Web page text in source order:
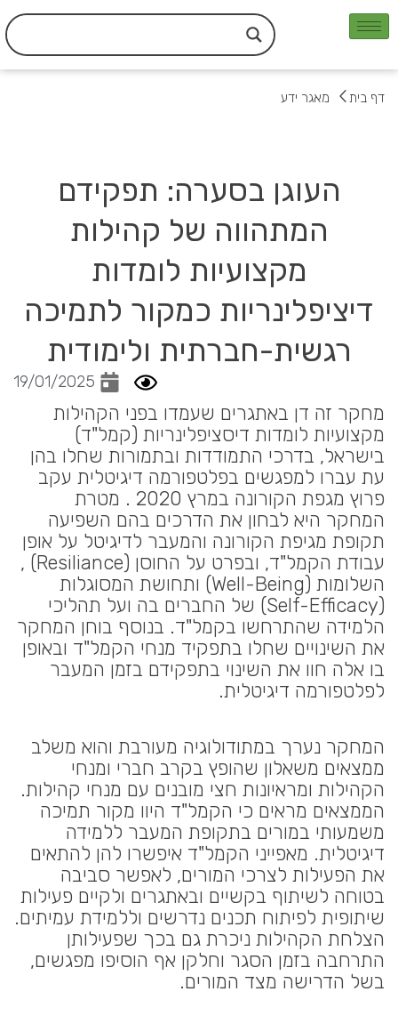
דילוג
לתוכן
דף בית מאגר ידע
העוגן בסערה: תפקידם
המתהווה של קהילות
מקצועיות לומדות
דיציפלינריות כמקור לתמיכה
רגשית-חברתית ולימודית
19/01/2025
מחקר זה דן באתגרים שעמדו בפני הקהילות
מקצועיות לומדות דיסציפלינריות (קמל"ד)
בישראל, בדרכי התמודדות ובתמורות שחלו בהן
עת עברו למפגשים בפלטפורמה דיגיטלית עקב
פרוץ מגפת הקורונה במרץ 2020 . מטרת
המחקר היא לבחון את הדרכים בהם השפיעה
תקופת מגיפת הקורונה והמעבר לדיגיטל על אופן
עבודת הקמל"ד, ובפרט על החוסן (Resiliance) ,
השלומות (Well-Being) ותחושת המסוגלות
(Self-Efficacy) של החברים בה ועל תהליכי
הלמידה שהתרחשו בקמל"ד. בנוסף בוחן המחקר
את השינויים שחלו בתפקיד מנחי הקמל"ד ובאופן
בו אלה חוו את השינוי בתפקידם בזמן המעבר
לפלטפורמה דיגיטלית.
המחקר נערך במתודולוגיה מעורבת והוא משלב
ממצאים משאלון שהופץ בקרב חברי ומנחי
הקהילות ומראיונות חצי מובנים עם מנחי קהילות.
הממצאים מראים כי הקמל"ד היוו מקור תמיכה
משמעותי במורים בתקופת המעבר ללמידה
דיגיטלית. מאפייני הקמל"ד איפשרו להן להתאים
את הפעילות לצרכי המורים, לאפשר סביבה
בטוחה לשיתוף בקשיים ובאתגרים ולקיים פעילות
שיתופית לפיתוח תכנים נדרשים וללמידת עמיתים.
הצלחת הקהילות ניכרת גם בכך שפעילותן
התרחבה בזמן הסגר וחלקן אף הוסיפו מפגשים,
בשל הדרישה מצד המורים.